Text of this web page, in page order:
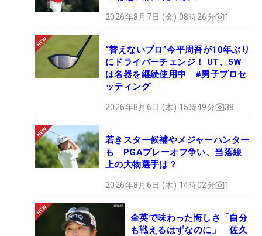
2026年8月7日 (金) 08時26分 1
“替えないプロ”今平周吾が10年ぶり
にドライバーチェンジ！ UT、5W
は名器を継続使用中 #男子プロセ
ッティング
2026年8月6日 (木) 15時49分 38
若きスター候補やメジャーハンター
も PGAプレーオフ争い、当落線
上の大物選手は？
2026年8月6日 (木) 14時02分 1
全英で味わった悔しさ「自分
も戦えるはずなのに」 佐久